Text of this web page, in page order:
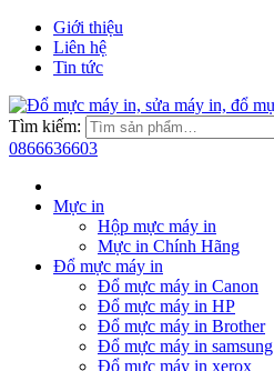
Giới thiệu
Liên hệ
Tin tức
Tìm kiếm:
0866636603
Mực in
Hộp mực máy in
Mực in Chính Hãng
Đổ mực máy in
Đổ mực máy in Canon
Đổ mực máy in HP
Đổ mực máy in Brother
Đổ mực máy in samsung
Đổ mực máy in xerox